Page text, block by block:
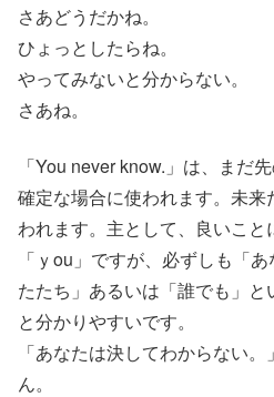
さあどうだかね。
ひょっとしたらね。
やってみないと分からない。
さあね。
「You never know.」は、まだ
確定な場合に使われます。未
われます。主として、良いこ
「ｙou」ですが、必ずしも「
たたち」あるいは「誰でも」
と分かりやすいです。
「あなたは決してわからない
ん。